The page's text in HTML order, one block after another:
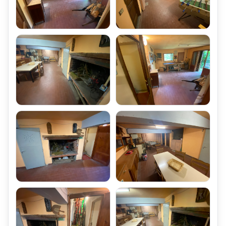
con la Seconda unità immobiliare che compone la Villetta
Bifamiliare,
e collegato con l'interno della casa, tramite la scala interna
La Taverna è molto luminosa,
è dotata di Quattro finestre affacciate sul giardino,
ed è stata attrezzata con Tavolo da Pranzo ed un grande
Scala interna di collegamento per accesso ai piani superiori
Al Piano Primo della Villetta:
Dal Giardino si accede all'ingresso principale della Villetta,
sul Terrazzo di Ingresso posto al Piano Primo
Ingresso Principale nel Disimpegno
Salone attrezzato con un grande caminetto,
ed arredato con Divano Letto